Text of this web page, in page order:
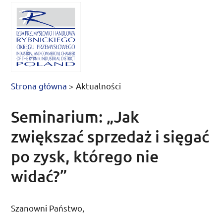
Strona główna > Aktualności
Seminarium: „Jak
zwiększać sprzedaż i sięgać
po zysk, którego nie
widać?”
Szanowni Państwo,